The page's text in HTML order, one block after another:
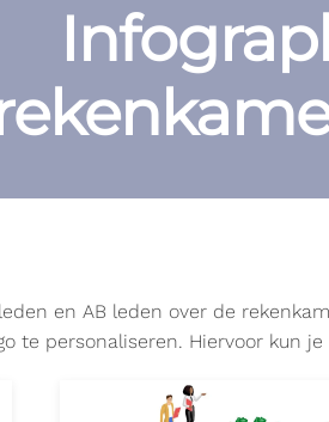
en AB leden over de
te personaliseren. Hiervoor kun